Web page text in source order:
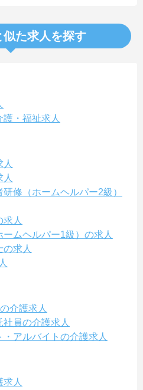
似た求人を探す
・福祉求人
修（ホームヘルパー2級）
人
ムヘルパー1級）の求人
求人
介護求人
員の介護求人
アルバイトの介護求人
人